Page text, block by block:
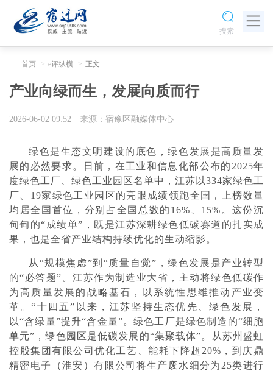
搜索
首页 e评纵横 正文
产业向绿而生，发展向质而行
2026-06-02 09:52 来源：宿豫区融媒体中心
绿色是生态文明建设的底色 ，绿色发展是高质量发
展的必然要求。日前，在工业和信息化部公布的 2025年
度绿色工厂、绿色工业园区名单中，江苏以334家绿色工
厂、 19家绿色工业园区的亮眼成绩领跑全国，上榜数量
均居全国首位，分别占全国总数的 16% 15% 。这份沉
甸甸的“ 成绩单” ，既是江苏深耕绿色低碳赛道 的扎实成
果， 也是全省产业结构持续优化的生动缩影。
从“规模焦虑”到“质量自觉”，绿色发展是产业转型
的“必答题”。江苏作为制造业大省，主动将绿色低碳作
为高质量发展的战略基石，以系统性思维推动产业变
革。“十四五”以来，江苏坚持生态优先、绿色发展，
以“含绿量”提升“含金量”。绿色工厂是绿色制造的“细胞
单元”，绿色园区是低碳发展的“集聚载体”。从苏州盛虹
控股集团有限公司优化工艺、能耗下降超20%，到庆鼎
精密电子（淮安）有限公司将生产废水细分为25类进行